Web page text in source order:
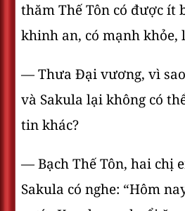
thăm Thế Tôn có được ít
khinh an, có mạnh khỏe,
— Thưa Ðại vương, vì
và Sakula lại không có
tin khác?
— Bạch Thế Tôn, hai chị
Sakula có nghe: “Hôm